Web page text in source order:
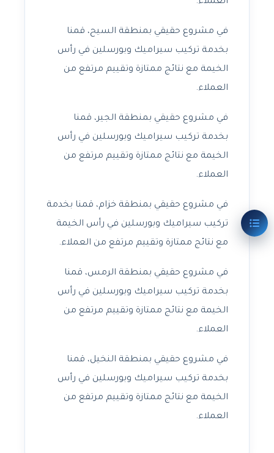
في مشروع حقيقي بمنطقة السيح، قمنا
بخدمة تركيب سيراميك وبورسلين في رأس
الخيمة مع نتائج ممتازة وتقييم مرتفع من
العملاء.
في مشروع حقيقي بمنطقة الجير، قمنا
بخدمة تركيب سيراميك وبورسلين في رأس
الخيمة مع نتائج ممتازة وتقييم مرتفع من
العملاء.
في مشروع حقيقي بمنطقة خزام، قمنا بخدمة
تركيب سيراميك وبورسلين في رأس الخيمة
مع نتائج ممتازة وتقييم مرتفع من العملاء.
في مشروع حقيقي بمنطقة الرمس، قمنا
بخدمة تركيب سيراميك وبورسلين في رأس
الخيمة مع نتائج ممتازة وتقييم مرتفع من
العملاء.
في مشروع حقيقي بمنطقة النخيل، قمنا
بخدمة تركيب سيراميك وبورسلين في رأس
الخيمة مع نتائج ممتازة وتقييم مرتفع من
العملاء.